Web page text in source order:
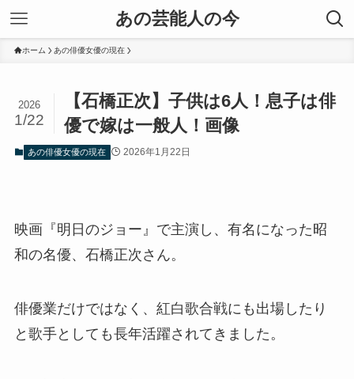
あの芸能人の今
ホーム あの俳優女優の現在
【石橋正次】子供は6人！息子は俳
優で嫁は一般人！画像
2026
1/22
あの俳優女優の現在 2026年1月22日
映画『明日のジョー』で主演し、有名になった昭
和の名優、石橋正次さん。
俳優業だけではなく、紅白歌合戦にも出場したり
と歌手としても長年活躍されてきました。